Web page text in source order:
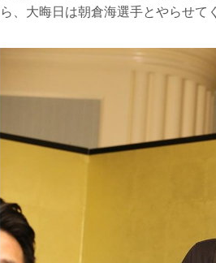
ら、大晦日は朝倉海選手とやらせて